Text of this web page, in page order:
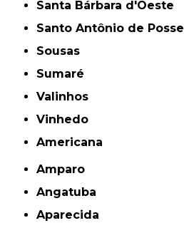
Santa Bárbara d'Oeste
Santo Antônio de Posse
Sousas
Sumaré
Valinhos
Vinhedo
americana
Amparo
Angatuba
Aparecida